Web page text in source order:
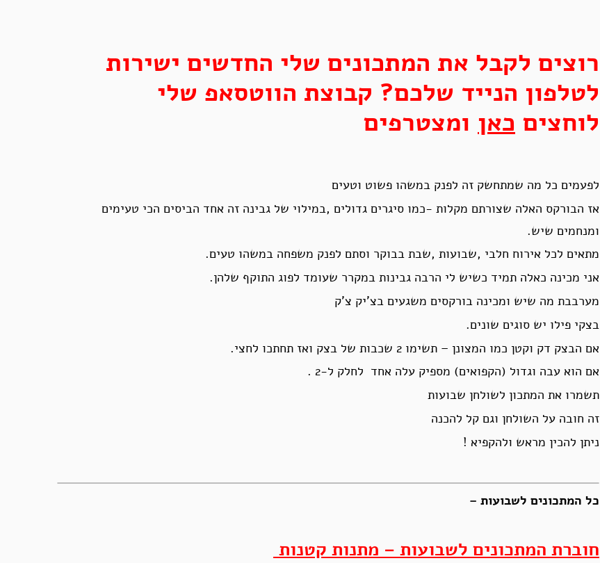
רוצים לקבל את המתכונים שלי החדשים ישירות
לטלפון הנייד שלכם? קבוצת הווטסאפ שלי
לוחצים כאן ומצטרפים
לפעמים כל מה שמתחשק זה לפנק במשהו פשוט וטעים
אז הבורקס האלה שצורתם מקלות -כמו סיגרים גדולים ,במילוי של גבינה זה אחד הביסים הכי טעימים
ומנחמים שיש.
מתאים לכל אירוח חלבי ,שבועות ,שבת בבוקר וסתם לפנק משפחה במשהו טעים.
אני מכינה כאלה תמיד כשיש לי הרבה גבינות במקרר שעומד לפוג התוקף שלהן.
מערבבת מה שיש ומכינה בורקסים משגעים בצ’יק צ’ק
בצקי פילו יש סוגים שונים.
אם הבצק דק וקטן כמו המצונן – תשימו 2 שכבות של בצק ואז תחתכו לחצי.
אם הוא עבה וגדול (הקפואים) מספיק עלה אחד לחלק ל-2 .
תשמרו את המתכון לשולחן שבועות
זה חובה על השולחן וגם קל להכנה
ניתן להכין מראש ולהקפיא !
כל המתכונים לשבועות –
חוברת המתכונים לשבועות – מתנות קטנות